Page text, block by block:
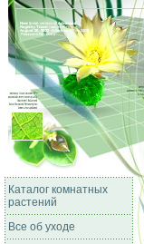
Каталог комнатных
растений
Все об уходе